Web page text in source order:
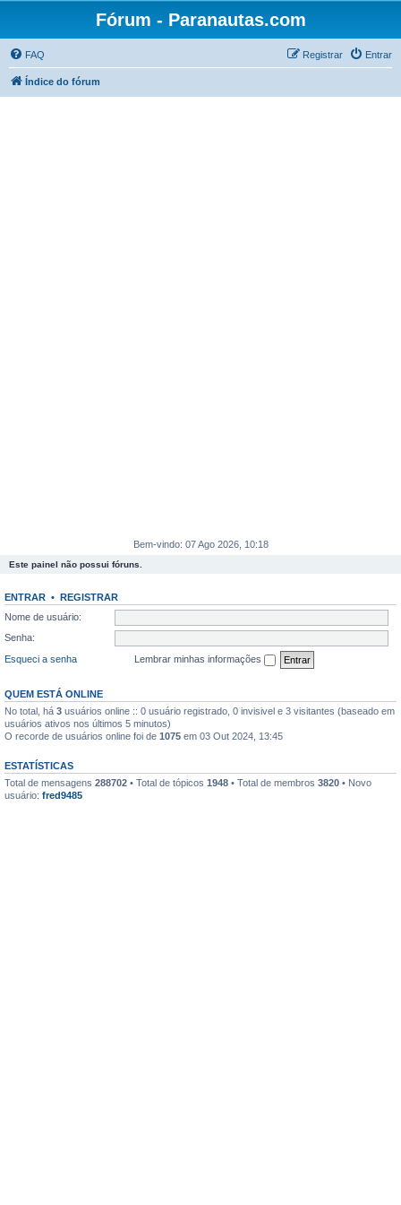
Fórum - Paranautas.com
FAQ Entrar
Registrar
Índice do fórum
Bem-vindo: 07 Ago 2026, 10:18
Este painel não possui fóruns.
ENTRAR • REGISTRAR
Nome de usuário:
Senha:
Esqueci a senha
Lembrar minhas informações
QUEM ESTÁ ONLINE
No total, há 3 usuários online :: 0 usuário registrado, 0 invisivel e 3 visitantes (baseado em
usuários ativos nos últimos 5 minutos)
O recorde de usuários online foi de 1075 em 03 Out 2024, 13:45
ESTATÍSTICAS
Total de mensagens 288702 • Total de tópicos 1948 • Total de membros 3820 • Novo
usuário: fred9485